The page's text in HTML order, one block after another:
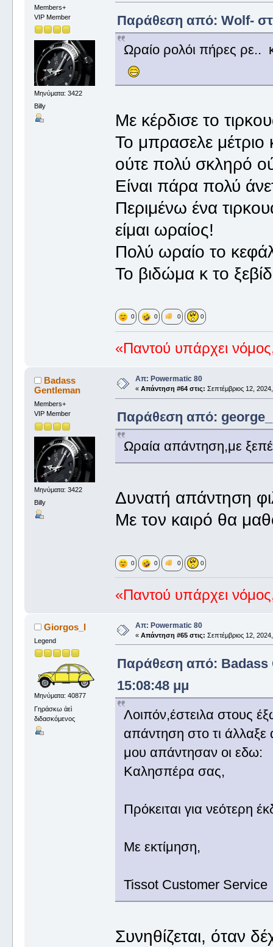
Members+
VIP Member
Μηνύματα: 3422
Billy
Παράθεση από: Wolf-
Ωραίο ρολόι πήρες ρε..
Με κέρδισε το
Το μπρασελε
ούτε πολύ σκληρό
Είναι πάρα πολύ
Περιμένω ένα
είμαι ωραίος!
Πολύ ωραίο το
Το βιδώμα κ το
0 0 0 0
«Παντού υπάρχει
Badass
Gentleman
Members+
VIP Member
Μηνύματα: 3422
Billy
Απ: Powermatic 80
« Απάντηση #64 στις: Σεπτέμβριος 12,
Παράθεση από: george_
Ωραία απάντηση,με
Δυνατή απάντηση
Με τον καιρό θα
0 0 0 0
«Παντού υπάρχει
Giorgos_I
Legend
Μηνύματα: 40877
Γηράσκω ἀεὶ
διδασκόμενος
Απ: Powermatic 80
« Απάντηση #65 στις: Σεπτέμβριος 12,
Παράθεση από: Badass
15:08:48 μμ
Λοιπόν,έστειλα στους
απάντηση στο τι άλλαξε
μου απάντησαν οι εδω:
Καλησπέρα σας,
Πρόκειται για νεότερη
Με εκτίμηση,
Tissot Customer Service
Συνηθίζεται, όταν